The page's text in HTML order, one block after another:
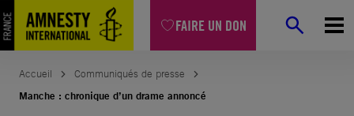
FAIRE UN DON
Aller
au
contenu
Accueil
Communiqués de presse
Manche : chronique d’un drame annoncé